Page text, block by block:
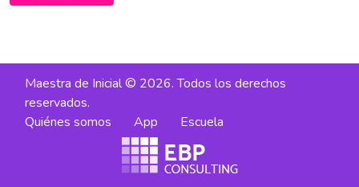
Maestra de Inicial © 2026. Todos los derechos
reservados.
Quiénes somos
App Escuela